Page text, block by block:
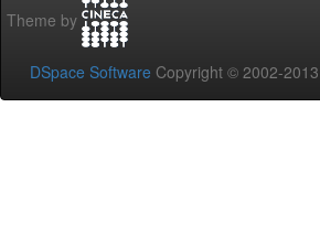
Theme by
DSpace Software Copyright © 2002-2013